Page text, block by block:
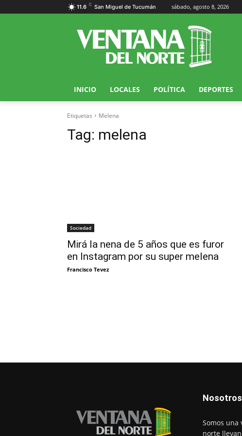
11.6 C San Miguel de Tucumán sábado, agosto 8, 2026
INICIO LOCALES POLÍTICA DEPORTES
Etiquetas Melena
Tag: melena
Sociedad
Mirá la nena de 5 años que es furor
en Instagram por su super melena
Francisco Tevez
Nosotros
Somos
norte